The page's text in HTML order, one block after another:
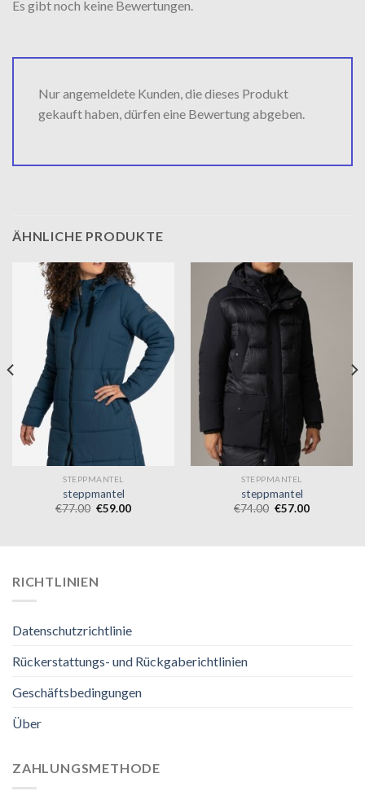
Es gibt noch keine Bewertungen.
Nur angemeldete Kunden, die dieses Produkt
gekauft haben, dürfen eine Bewertung abgeben.
ÄHNLICHE PRODUKTE
STEPPMANTEL
steppmantel
€77.00 €59.00
STEPPMANTEL
steppmantel
€74.00 €57.00
RICHTLINIEN
Datenschutzrichtlinie
Rückerstattungs- und Rückgaberichtlinien
Geschäftsbedingungen
Über
ZAHLUNGSMETHODE